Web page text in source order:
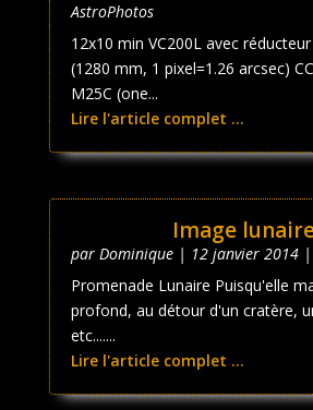
AstroPhotos
12x10 min VC200L avec
(1280 mm, 1 pixel=1.26 arcsec)
M25C (one...
Lire l'article complet ...
Image
par Dominique| 12 janvier 2014|
Promenade Lunaire Puisqu'elle
profond, au détour d'un cratère,
etc.......
Lire l'article complet ...